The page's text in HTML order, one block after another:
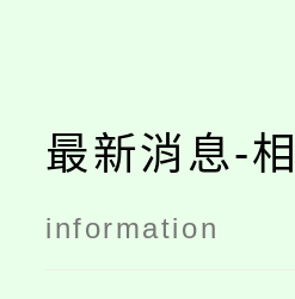
最新消息-
information